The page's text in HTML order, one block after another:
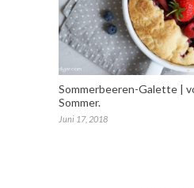
Sommerbeeren-Galette |
Sommer.
Juni 17, 2018